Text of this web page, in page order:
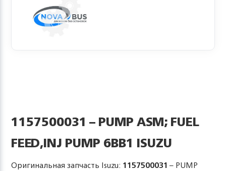
1157500031 – PUMP ASM; FUEL
FEED,INJ PUMP 6BB1 ISUZU
Оригинальная запчасть Isuzu: 1157500031– PUMP